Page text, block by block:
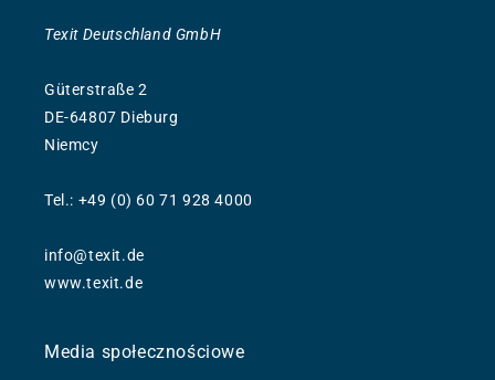
Texit Deutschland GmbH
Güterstraße 2
DE-64807 Dieburg
Niemcy
Tel.: +49 (0) 60 71 928 4000
info@texit.de
www.texit.de
Media społecznościowe